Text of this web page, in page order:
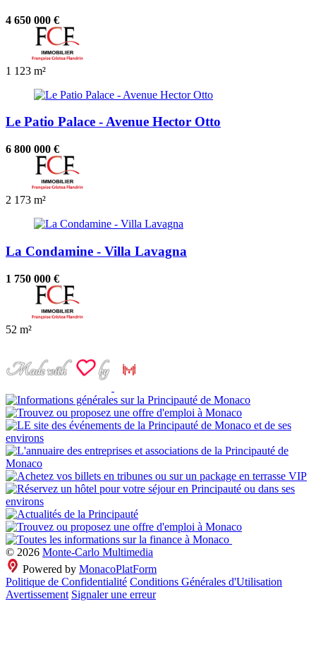
4 650 000 €
1 123 m²
Le Patio Palace - Avenue Hector Otto
6 800 000 €
2 173 m²
La Condamine - Villa Lavagna
1 750 000 €
52 m²
© 2026 Monte-Carlo Multimedia
Powered by MonacoPlatForm
Politique de Confidentialité Conditions Générales d'Utilisation
Avertissement Signaler une erreur